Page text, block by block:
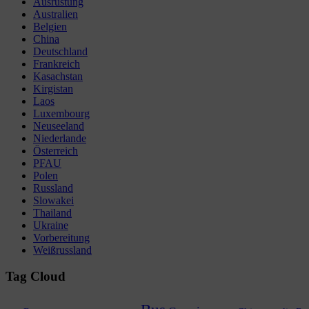
Australien
Belgien
China
Deutschland
Frankreich
Kasachstan
Kirgistan
Laos
Luxembourg
Neuseeland
Niederlande
Österreich
PFAU
Polen
Russland
Slowakei
Thailand
Ukraine
Vorbereitung
Weißrussland
Tag Cloud